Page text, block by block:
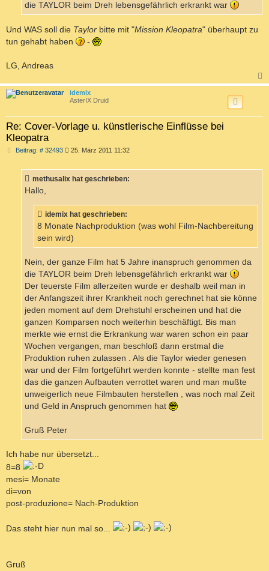
die TAYLOR beim Dreh lebensgefährlich erkrankt war
Und WAS soll die Taylor bitte mit "Mission Kleopatra" überhaupt zu
tun gehabt haben
-
LG, Andreas
a
idemix
AsterIX Druid
Re: Cover-Vorlage u. künstlerische Einflüsse bei
Kleopatra
Beitrag: # 32493B
r
25. März 2011 11:32
methusalix hat geschrieben:
Hallo,
idemix hat geschrieben:
8 Monate Nachproduktion (was wohl Film-Nachbereitung
sein wird)
Nein, der ganze Film hat 5 Jahre inanspruch genommen da
die TAYLOR beim Dreh lebensgefährlich erkrankt war
Der teuerste Film allerzeiten wurde er deshalb weil man in
der Anfangszeit ihrer Krankheit noch gerechnet hat sie könne
jeden moment auf dem Drehstuhl erscheinen und hat die
ganzen Komparsen noch weiterhin beschäftigt. Bis man
merkte wie ernst die Erkrankung war waren schon ein paar
Wochen vergangen, man beschloß dann erstmal die
Produktion ruhen zulassen . Als die Taylor wieder genesen
war und der Film fortgeführt werden konnte - stellte man fest
das die ganzen Aufbauten verrottet waren und man mußte
unweigerlich neue Filmbauten herstellen , was noch mal Zeit
und Geld in Anspruch genommen hat
Gruß Peter
Ich habe nur übersetzt...
8=8
mesi= Monate
di=von
post-produzione= Nach-Produktion
Das steht hier nun mal so...
Gruß